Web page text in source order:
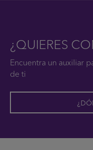
¿QUIERES
Encuentra un auxiliar
de ti